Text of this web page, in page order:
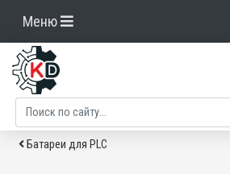
Меню
Батареи для PLC